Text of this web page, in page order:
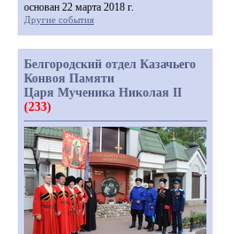
основан 22 марта 2018 г.
Другие события
Белгородский отдел Казачьего
Конвоя Памяти
Царя Мученика Николая II
(233)